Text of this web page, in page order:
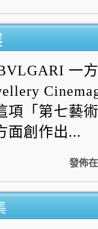
一
項「 第七藝
面創作出...
發佈在